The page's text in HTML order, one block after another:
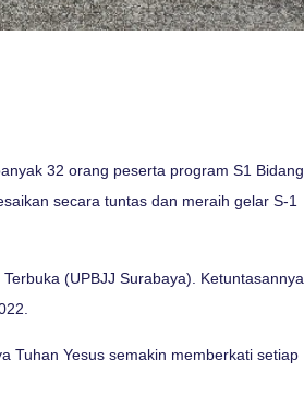
32 orang peserta program S1 Bidang
secara tuntas dan meraih gelar S-1
(UPBJJ Surabaya). Ketuntasannya
Tuhan Yesus semakin memberkati setiap